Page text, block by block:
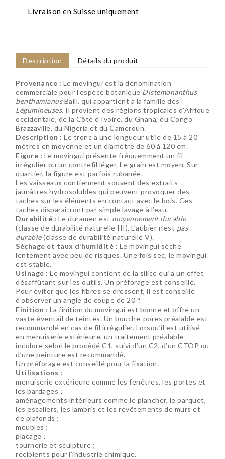
Livraison en Suisse uniquement
Description Détails du produit
Provenance : Le movingui est la dénomination
commerciale pour l’espèce botanique Distemonanthus
benthamianusBaill. qui appartient à la famille des
Légumineuses. Il provient des régions tropicales d’Afrique
occidentale, de la Côte d’Ivoire, du Ghana, du Congo
Brazzaville, du Nigeria et du Cameroun.
Description : Le tronc a une longueur utile de 15 à 20
mètres en moyenne et un diamètre de 60 à 120 cm.
Figure : Le movingui présente fréquemment un fil
irrégulier ou un contrefil léger. Le grain est moyen. Sur
quartier, la figure est parfois rubanée.
Les vaisseaux contiennent souvent des extraits
jaunâtres hydrosolubles qui peuvent provoquer des
taches sur les éléments en contact avec le bois. Ces
taches disparaîtront par simple lavage à l’eau.
Durabilité : Le duramen est moyennement durable
(classe de durabilité naturelle III). L’aubier n’est pas
durable(classe de durabilité naturelle V).
Séchage et taux d’humidité : Le movingui sèche
lentement avec peu de risques. Une fois sec, le movingui
est stable.
Usinage : Le movingui contient de la silice qui a un effet
désaffûtant sur les outils. Un préforage est conseillé.
Pour éviter que les fibres se dressent, il est conseillé
d’observer un angle de coupe de 20 °.
Finition : La finition du movingui est bonne et offre un
vaste éventail de teintes. Un bouche-pores préalable est
recommandé en cas de fil irrégulier. Lorsqu’il est utilisé
en menuiserie extérieure, un traitement préalable
incolore selon le procédé C1, suivi d’un C2, d’un CTOP ou
d’une peinture est recommandé.
Un préforage est conseillé pour la fixation.
Utilisations :
menuiserie extérieure comme les fenêtres, les portes et
les bardages ;
aménagements intérieurs comme le plancher, le parquet,
les escaliers, les lambris et les revêtements de murs et
de plafonds ;
meubles ;
placage ;
tournerie et sculpture ;
récipients pour l’industrie chimique.